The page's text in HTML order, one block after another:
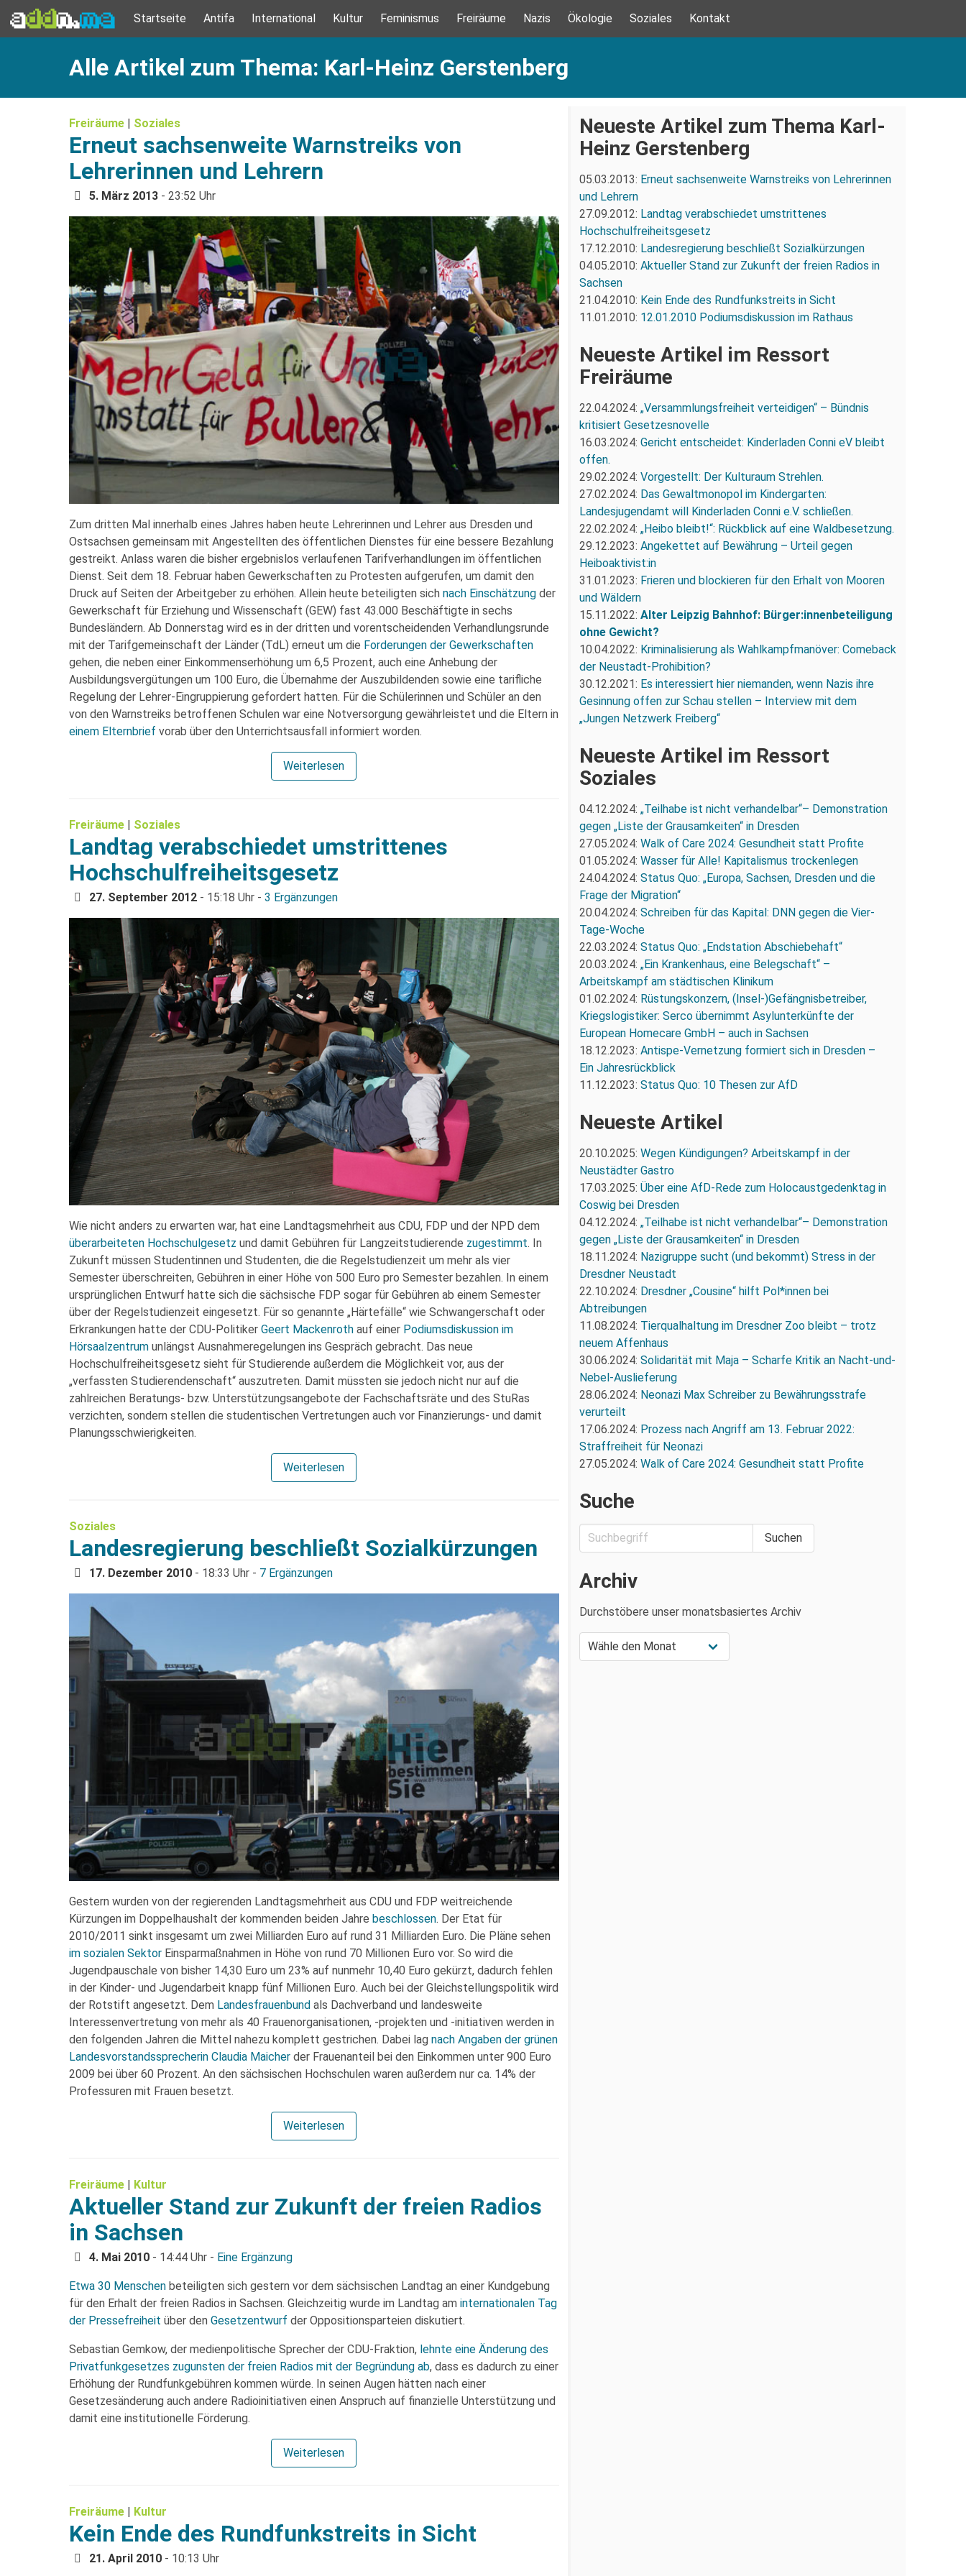
Startseite Antifa International Kultur Feminismus Freiräume Nazis Ökologie Soziales Kontakt
Alle Artikel zum Thema: Karl-Heinz Gerstenberg
Freiräume | Soziales
Erneut sachsenweite Warnstreiks von
Lehrerinnen und Lehrern
5. März 2013 - 23:52 Uhr
Zum dritten Mal innerhalb eines Jahres haben heute Lehrerinnen und Lehrer aus Dresden und
Ostsachsen gemeinsam mit Angestellten des öffentlichen Dienstes für eine bessere Bezahlung
gestreikt. Anlass waren die bisher ergebnislos verlaufenen Tarifverhandlungen im öffentlichen
Dienst. Seit dem 18. Februar haben Gewerkschaften zu Protesten aufgerufen, um damit den
Druck auf Seiten der Arbeitgeber zu erhöhen. Allein heute beteiligten sich nach Einschätzung der
Gewerkschaft für Erziehung und Wissenschaft (GEW) fast 43.000 Beschäftigte in sechs
Bundesländern. Ab Donnerstag wird es in der dritten und vorentscheidenden Verhandlungsrunde
mit der Tarifgemeinschaft der Länder (TdL) erneut um die Forderungen der Gewerkschaften
gehen, die neben einer Einkommenserhöhung um 6,5 Prozent, auch eine Anhebung der
Ausbildungsvergütungen um 100 Euro, die Übernahme der Auszubildenden sowie eine tarifliche
Regelung der Lehrer-Eingruppierung gefordert hatten. Für die Schülerinnen und Schüler an den
von den Warnstreiks betroffenen Schulen war eine Notversorgung gewährleistet und die Eltern in
einem Elternbrief vorab über den Unterrichtsausfall informiert worden.
Weiterlesen
Freiräume | Soziales
Landtag verabschiedet umstrittenes
Hochschulfreiheitsgesetz
27. September 2012 - 15:18 Uhr - 3 Ergänzungen
Wie nicht anders zu erwarten war, hat eine Landtagsmehrheit aus CDU, FDP und der NPD dem
überarbeiteten Hochschulgesetz und damit Gebühren für Langzeitstudierende zugestimmt. In
Zukunft müssen Studentinnen und Studenten, die die Regelstudienzeit um mehr als vier
Semester überschreiten, Gebühren in einer Höhe von 500 Euro pro Semester bezahlen. In einem
ursprünglichen Entwurf hatte sich die sächsische FDP sogar für Gebühren ab einem Semester
über der Regelstudienzeit eingesetzt. Für so genannte „Härtefälle“ wie Schwangerschaft oder
Erkrankungen hatte der CDU-Politiker Geert Mackenroth auf einer Podiumsdiskussion im
Hörsaalzentrum unlängst Ausnahmeregelungen ins Gespräch gebracht. Das neue
Hochschulfreiheitsgesetz sieht für Studierende außerdem die Möglichkeit vor, aus der
„verfassten Studierendenschaft“ auszutreten. Damit müssten sie jedoch nicht nur auf die
zahlreichen Beratungs- bzw. Unterstützungsangebote der Fachschaftsräte und des StuRas
verzichten, sondern stellen die studentischen Vertretungen auch vor Finanzierungs- und damit
Planungsschwierigkeiten.
Weiterlesen
Soziales
Landesregierung beschließt Sozialkürzungen
17. Dezember 2010 - 18:33 Uhr - 7 Ergänzungen
Gestern wurden von der regierenden Landtagsmehrheit aus CDU und FDP weitreichende
Kürzungen im Doppelhaushalt der kommenden beiden Jahre beschlossen. Der Etat für
2010/2011 sinkt insgesamt um zwei Milliarden Euro auf rund 31 Milliarden Euro. Die Pläne sehen
im sozialen Sektor Einsparmaßnahmen in Höhe von rund 70 Millionen Euro vor. So wird die
Jugendpauschale von bisher 14,30 Euro um 23% auf nunmehr 10,40 Euro gekürzt, dadurch fehlen
in der Kinder- und Jugendarbeit knapp fünf Millionen Euro. Auch bei der Gleichstellungspolitik wird
der Rotstift angesetzt. Dem Landesfrauenbund als Dachverband und landesweite
Interessenvertretung von mehr als 40 Frauenorganisationen, -projekten und -initiativen werden in
den folgenden Jahren die Mittel nahezu komplett gestrichen. Dabei lag nach Angaben der grünen
Landesvorstandssprecherin Claudia Maicher der Frauenanteil bei den Einkommen unter 900 Euro
2009 bei über 60 Prozent. An den sächsischen Hochschulen waren außerdem nur ca. 14% der
Professuren mit Frauen besetzt.
Weiterlesen
Freiräume | Kultur
Aktueller Stand zur Zukunft der freien Radios
in Sachsen
4. Mai 2010 - 14:44 Uhr - Eine Ergänzung
Etwa 30 Menschen beteiligten sich gestern vor dem sächsischen Landtag an einer Kundgebung
für den Erhalt der freien Radios in Sachsen. Gleichzeitig wurde im Landtag am internationalen Tag
der Pressefreiheit über den Gesetzentwurf der Oppositionsparteien diskutiert.
Sebastian Gemkow, der medienpolitische Sprecher der CDU-Fraktion, lehnte eine Änderung des
Privatfunkgesetzes zugunsten der freien Radios mit der Begründung ab, dass es dadurch zu einer
Erhöhung der Rundfunkgebühren kommen würde. In seinen Augen hätten nach einer
Gesetzesänderung auch andere Radioinitiativen einen Anspruch auf finanzielle Unterstützung und
damit eine institutionelle Förderung.
Weiterlesen
Freiräume | Kultur
Kein Ende des Rundfunkstreits in Sicht
21. April 2010 - 10:13 Uhr
Neueste Artikel zum Thema Karl-
Heinz Gerstenberg
05.03.2013: Erneut sachsenweite Warnstreiks von Lehrerinnen
und Lehrern
27.09.2012: Landtag verabschiedet umstrittenes
Hochschulfreiheitsgesetz
17.12.2010: Landesregierung beschließt Sozialkürzungen
04.05.2010: Aktueller Stand zur Zukunft der freien Radios in
Sachsen
21.04.2010: Kein Ende des Rundfunkstreits in Sicht
11.01.2010: 12.01.2010 Podiumsdiskussion im Rathaus
Neueste Artikel im Ressort
Freiräume
22.04.2024: „Versammlungsfreiheit verteidigen“ – Bündnis
kritisiert Gesetzesnovelle
16.03.2024: Gericht entscheidet: Kinderladen Conni eV bleibt
offen.
29.02.2024: Vorgestellt: Der Kulturaum Strehlen.
27.02.2024: Das Gewaltmonopol im Kindergarten:
Landesjugendamt will Kinderladen Conni e.V. schließen.
22.02.2024: „Heibo bleibt!“: Rückblick auf eine Waldbesetzung.
29.12.2023: Angekettet auf Bewährung – Urteil gegen
Heiboaktivist:in
31.01.2023: Frieren und blockieren für den Erhalt von Mooren
und Wäldern
15.11.2022: Alter Leipzig Bahnhof: Bürger:innenbeteiligung
ohne Gewicht?
10.04.2022: Kriminalisierung als Wahlkampfmanöver: Comeback
der Neustadt-Prohibition?
30.12.2021: Es interessiert hier niemanden, wenn Nazis ihre
Gesinnung offen zur Schau stellen – Interview mit dem
„Jungen Netzwerk Freiberg“
Neueste Artikel im Ressort
Soziales
04.12.2024: „Teilhabe ist nicht verhandelbar“– Demonstration
gegen „Liste der Grausamkeiten“ in Dresden
27.05.2024: Walk of Care 2024: Gesundheit statt Profite
01.05.2024: Wasser für Alle! Kapitalismus trockenlegen
24.04.2024: Status Quo: „Europa, Sachsen, Dresden und die
Frage der Migration“
20.04.2024: Schreiben für das Kapital: DNN gegen die Vier-
Tage-Woche
22.03.2024: Status Quo: „Endstation Abschiebehaft“
20.03.2024: „Ein Krankenhaus, eine Belegschaft“ –
Arbeitskampf am städtischen Klinikum
01.02.2024: Rüstungskonzern, (Insel-)Gefängnisbetreiber,
Kriegslogistiker: Serco übernimmt Asylunterkünfte der
European Homecare GmbH – auch in Sachsen
18.12.2023: Antispe-Vernetzung formiert sich in Dresden –
Ein Jahresrückblick
11.12.2023: Status Quo: 10 Thesen zur AfD
Neueste Artikel
20.10.2025: Wegen Kündigungen? Arbeitskampf in der
Neustädter Gastro
17.03.2025: Über eine AfD-Rede zum Holocaustgedenktag in
Coswig bei Dresden
04.12.2024: „Teilhabe ist nicht verhandelbar“– Demonstration
gegen „Liste der Grausamkeiten“ in Dresden
18.11.2024: Nazigruppe sucht (und bekommt) Stress in der
Dresdner Neustadt
22.10.2024: Dresdner „Cousine“ hilft Pol*innen bei
Abtreibungen
11.08.2024: Tierqualhaltung im Dresdner Zoo bleibt – trotz
neuem Affenhaus
30.06.2024: Solidarität mit Maja – Scharfe Kritik an Nacht-und-
Nebel-Auslieferung
28.06.2024: Neonazi Max Schreiber zu Bewährungsstrafe
verurteilt
17.06.2024: Prozess nach Angriff am 13. Februar 2022:
Straffreiheit für Neonazi
27.05.2024: Walk of Care 2024: Gesundheit statt Profite
Suche
Archiv
Durchstöbere unser monatsbasiertes Archiv